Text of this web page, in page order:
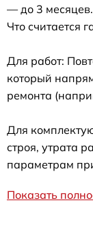
— до 3 месяцев.
Что считается
Для работ:
который
ремонта
Для
строя, утрата
параметрам
Показать